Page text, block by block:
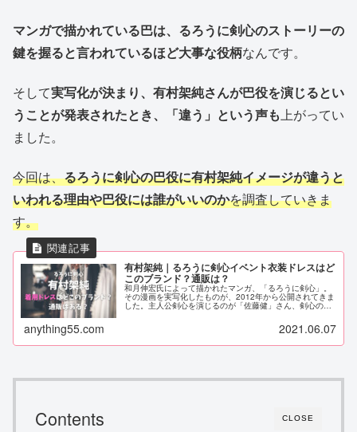
マンガで描かれている巴は、るろうに剣心のストーリーの
鍵を握ると言われているほど大事な役柄なんです。
そして実写化が決まり、有村架純さんが巴役を演じるとい
うことが発表されたとき、「違う」という声も上がってい
ました。
今回は、るろうに剣心の巴役に有村架純イメージが違うと
いわれる理由や巴役には誰がいいのかを調査していきま
す。
有村架純｜るろうに剣心イベント衣装ドレスはど
このブランド？通販は？
和月伸宏氏によって描かれたマンガ、「るろうに剣心」。
その漫画を実写化したものが、2012年から公開されてきま
した。主人公剣心を演じるのが「佐藤健」さん、剣心の元
anything55.com 2021.06.07
CLOSE
Contents